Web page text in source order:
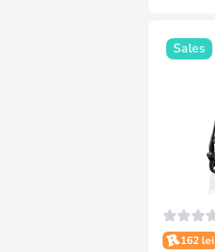
Sales
162 lei